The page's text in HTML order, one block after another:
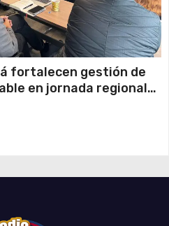
fortalecen gestión de
en jornada regional
Altiplano y ANDESS